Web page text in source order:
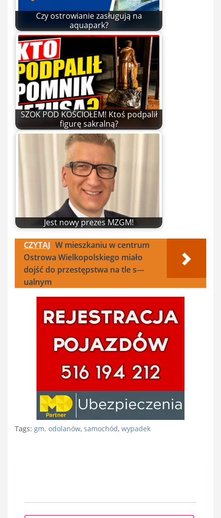
Czy ostrowianie zasługują na
aquapark?
SZOK POD KOŚCIOŁEM! Ktoś podpalił
figurę sakralną?
Jest nowy prezes MZGM!
CZYTAJ W mieszkaniu w centrum
Ostrowa Wielkopolskiego miało
dojść do przestępstwa na tle s---
ualnym
Tags: gm. odolanów, samochód, wypadek